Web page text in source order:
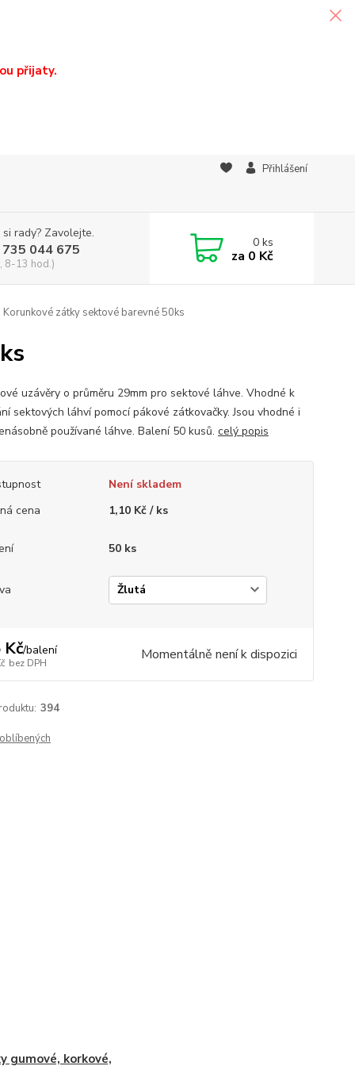
přijaty.
Přihlášení
rady? Zavolejte.
044 675
8-13 hod.)
0ks
za 0 Kč
Korunkové zátky sektové barevné 50ks
uzávěry o průměru 29mm pro sektové láhve. Vhodné k
sektových láhví pomocí pákové zátkovačky. Jsou vhodné i
používané láhve. Balení 50 kusů. celý popis
Není skladem
cena
1,10 Kč / ks
50 ks
Kč/balení
bez DPH Momentálně není k dispozici
394
gumové, korkové,